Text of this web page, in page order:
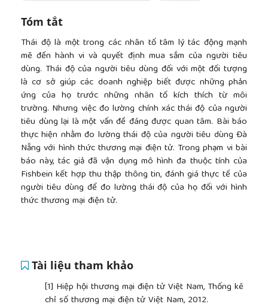
Tóm tắt
Thái độ là một trong các nhân tố tâm lý tác động mạnh
mẽ đến hành vi và quyết định mua sắm của người tiêu
dùng. Thái độ của người tiêu dùng đối với một đối tượng
là cơ sở giúp các doanh nghiệp biết được những phản
ứng của họ trước những nhân tố kích thích từ môi
trường. Nhưng việc đo lường chính xác thái độ của người
tiêu dùng lại là một vấn đề đáng được quan tâm. Bài báo
thực hiện nhằm đo lường thái độ của người tiêu dùng Đà
Nẵng với hình thức thương mại điện tử. Trong phạm vi bài
báo này, tác giả đã vận dụng mô hình đa thuộc tính của
Fishbein kết hợp thu thập thông tin, đánh giá thực tế của
người tiêu dùng để đo lường thái độ của họ đối với hình
thức thương mại điện tử.
Tài liệu tham khảo
[1] Hiệp hội thương mại điện tử Việt Nam, Thống kê
chỉ số thương mại điện tử Việt Nam, 2012.